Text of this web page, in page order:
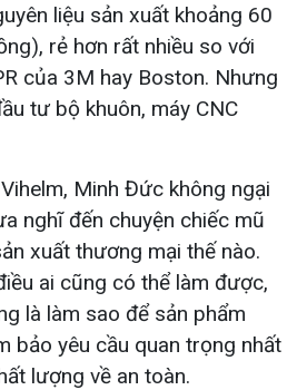
liệu sản xuất khoảng 60
rẻ hơn rất nhiều so với
của 3M hay Boston. Nhưng
tư bộ khuôn, máy CNC
Minh Đức không ngại
nghĩ đến chuyện chiếc mũ
xuất thương mại thế nào.
ai cũng có thể làm được,
là làm sao để sản phẩm
bảo yêu cầu quan trọng nhất
lượng về an toàn.